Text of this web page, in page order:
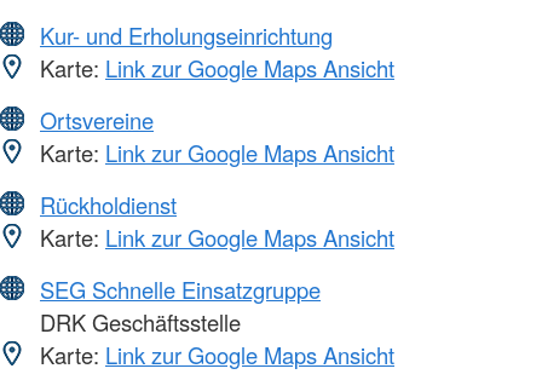
Kur- und Erholungseinrichtung
Karte: Link zur Google Maps Ansicht
Ortsvereine
Karte: Link zur Google Maps Ansicht
Rückholdienst
Karte: Link zur Google Maps Ansicht
SEG Schnelle Einsatzgruppe
DRK Geschäftsstelle
Karte: Link zur Google Maps Ansicht